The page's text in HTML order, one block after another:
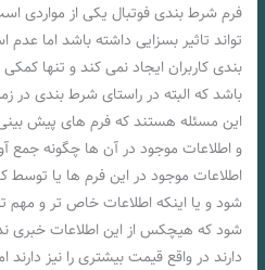
فرم شرط بندی فوتبال یکی از مواردی
تواند تاثیر بسزایی داشته باشد اما عدم
بندی کاربران ایجاد نمی کند و تنها
باشد که البته در راستای شرط بندی در
این مسئله هستند که فرم های پیش
و اطلاعات موجود در آن ها چگونه جمع
اطلاعات موجود در این فرم ها یا توسط
شود و یا اینکه اطلاعات خاص تر و مهم
شود که هیچکس از این اطلاعات خبری
دارند در واقع قیمت بیشتری را نیز